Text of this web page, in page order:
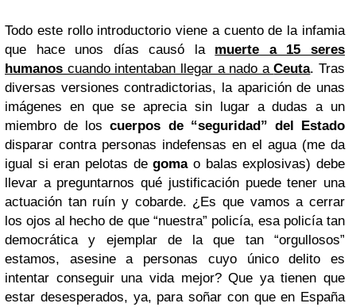
Todo este rollo introductorio viene a cuento de la infamia
que hace unos días causó la muerte a 15 seres
humanos cuando intentaban llegar a nado aCeuta. Tras
diversas versiones contradictorias, la aparición de unas
imágenes en que se aprecia sin lugar a dudas a un
miembro de loscuerpos de “seguridad” del Estado
disparar contra personas indefensas en el agua (me da
igual si eran pelotas degomao balas explosivas) debe
llevar a preguntarnos qué justificación puede tener una
actuación tan ruín y cobarde. ¿Es que vamos a cerrar
los ojos al hecho de que “nuestra” policía, esa policía tan
democrática y ejemplar de la que tan “orgullosos”
estamos, asesine a personas cuyo único delito es
intentar conseguir una vida mejor? Que ya tienen que
estar desesperados, ya, para soñar con que en España